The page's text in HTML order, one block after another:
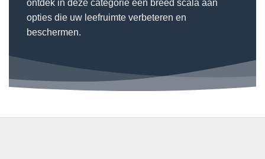
ontdek in deze categorie een breed scala aan
opties die uw leefruimte verbeteren en
beschermen.